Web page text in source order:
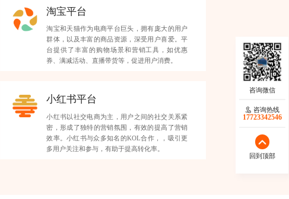
淘宝平台
淘宝和天猫作为电商平台巨头，拥有庞大的用户
群体，以及丰富的商品资源，深受用户喜爱。平
台提供了丰富的购物场景和营销工具，如优惠
券、满减活动、直播带货等，促进用户消费。
小红书平台
小红书以社交电商为主，用户之间的社交关系紧
密，形成了独特的营销氛围，有效的提高了营销
效率。小红书与众多知名的KOL合作，，吸引更
多用户关注和参与，有助于提高转化率。
咨询热线
17723342546
回到顶部